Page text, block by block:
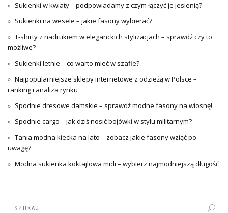
Sukienki w kwiaty – podpowiadamy z czym łączyć je jesienią?
Sukienki na wesele – jakie fasony wybierać?
T-shirty z nadrukiem w eleganckich stylizacjach – sprawdź czy to
możliwe?
Sukienki letnie – co warto mieć w szafie?
Najpopularniejsze sklepy internetowe z odzieżą w Polsce –
ranking i analiza rynku
Spodnie dresowe damskie – sprawdź modne fasony na wiosnę!
Spodnie cargo – jak dziś nosić bojówki w stylu militarnym?
Tania modna kiecka na lato – zobacz jakie fasony wziąć po
uwagę?
Modna sukienka koktajlowa midi – wybierz najmodniejszą długość